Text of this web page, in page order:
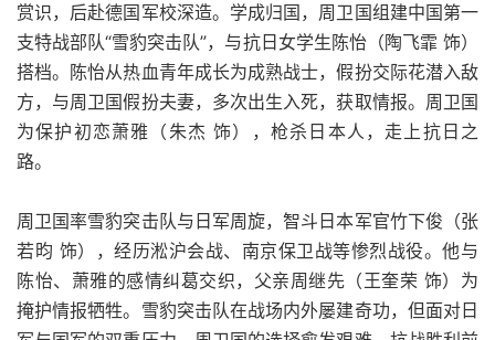
赏识，后赴德国军校深造。学成归国，周卫国组建中国第一
支特战部队“雪豹突击队”，与抗日女学生陈怡（陶飞霏 饰）
搭档。陈怡从热血青年成长为成熟战士，假扮交际花潜入敌
方，与周卫国假扮夫妻，多次出生入死，获取情报。周卫国
为保护初恋萧雅（朱杰 饰），枪杀日本人，走上抗日之
路。
周卫国率雪豹突击队与日军周旋，智斗日本军官竹下俊（张
若昀 饰），经历淞沪会战、南京保卫战等惨烈战役。他与
陈怡、萧雅的感情纠葛交织，父亲周继先（王奎荣 饰）为
掩护情报牺牲。雪豹突击队在战场内外屡建奇功，但面对日